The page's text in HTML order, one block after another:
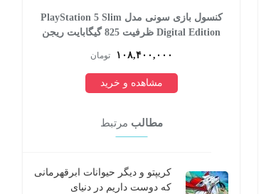
کنسول بازی سونی مدل PlayStation 5 Slim
Digital Edition ظرفیت 825 گیگابایت ریجن
۱۰۸,۴۰۰,۰۰۰ تومان
مشاهده و خرید
مطالب مرتبط
کریپتو و دیگر حیوانات ابرقهرمانی
که دوست داریم در دنیای